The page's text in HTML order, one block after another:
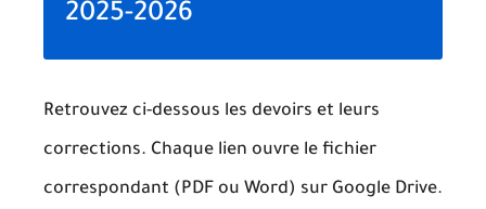
2025-2026
Retrouvez ci-dessous les devoirs et leurs
corrections. Chaque lien ouvre le fichier
correspondant (PDF ou Word) sur Google Drive.